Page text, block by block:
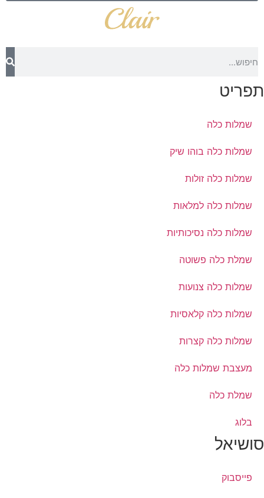
תפריט
שמלות כלה
שמלות כלה בוהו שיק
שמלות כלה זולות
שמלות כלה למלאות
שמלות כלה נסיכותיות
שמלת כלה פשוטה
שמלות כלה צנועות
שמלות כלה קלאסיות
שמלות כלה קצרות
מעצבת שמלות כלה
שמלת כלה
בלוג
סושיאל
פייסבוק